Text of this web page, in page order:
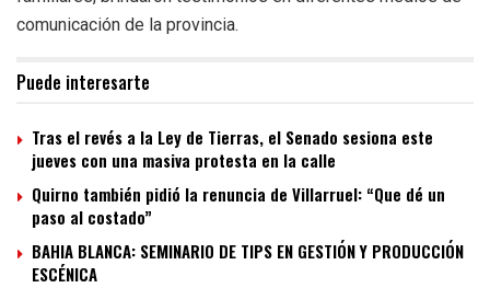
comunicación de la provincia.
Puede interesarte
Tras el revés a la Ley de Tierras, el Senado sesiona este
jueves con una masiva protesta en la calle
Quirno también pidió la renuncia de Villarruel: “Que dé un
paso al costado”
BAHIA BLANCA: SEMINARIO DE TIPS EN GESTIÓN Y PRODUCCIÓN
ESCÉNICA